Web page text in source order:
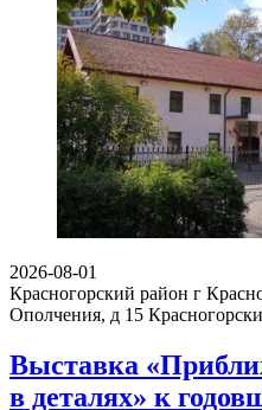
2026-08-01
Красногорский район г
Ополчения, д 15
Выставка
в деталях» к